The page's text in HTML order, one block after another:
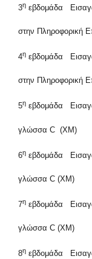
3η εβδομάδα
στην Πληροφορική
4η εβδομάδα
στην Πληροφορική
5η εβδομάδα
γλώσσα C (ΧΜ)
6η εβδομάδα
γλώσσα C (ΧΜ)
7η εβδομάδα
γλώσσα C (ΧΜ)
8η εβδομάδα